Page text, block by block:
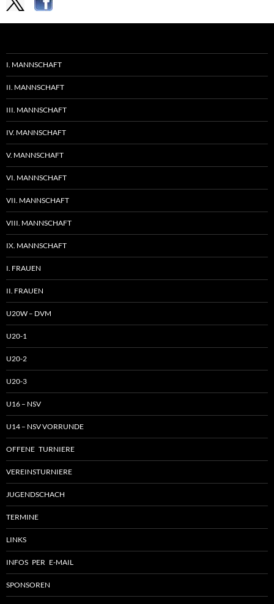
I. MANNSCHAFT
II. MANNSCHAFT
III. MANNSCHAFT
IV. MANNSCHAFT
V. MANNSCHAFT
VI. MANNSCHAFT
VII. MANNSCHAFT
VIII. MANNSCHAFT
IX. MANNSCHAFT
I. FRAUEN
II. FRAUEN
U20W – DVM
U20-1
U20-2
U20-3
U16 – NSV
U14 – NSV VORRUNDE
OFFENE TURNIERE
VEREINSTURNIERE
JUGENDSCHACH
TERMINE
LINKS
INFOS PER E-MAIL
SPONSOREN